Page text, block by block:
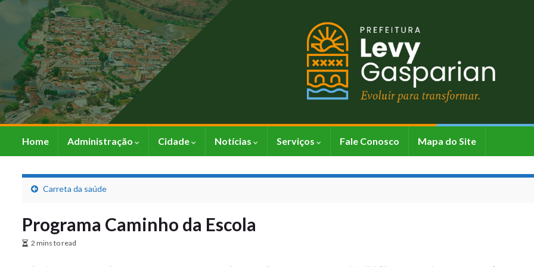
Home Administração Cidade Notícias Serviços Fale Conosco Mapa do Site
Carreta da saúde
Programa Caminho da Escola
2 mins to read